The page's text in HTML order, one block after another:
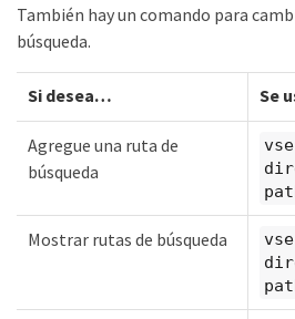
También hay un comando para
búsqueda.
Si desea…​ Se
Agregue una ruta de
búsqueda
Mostrar rutas de búsqueda